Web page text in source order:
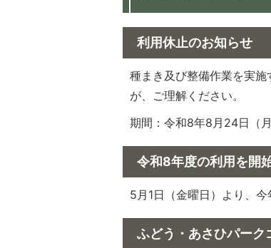
利用休止のお知らせ
種まき及び整備作業を実
が、ご理解ください。
期間：令和8年8月24日（
令和8年度の利用を開
5月1日（金曜日）より、今
ふどう・あさひパーク